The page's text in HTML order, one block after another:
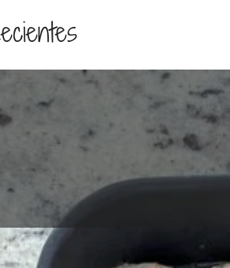
Albóndigas de pavo y quinoa